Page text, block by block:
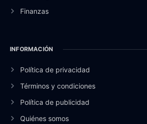
Finanzas
INFORMACIÓN
Política de privacidad
Términos y condiciones
Política de publicidad
Quiénes somos